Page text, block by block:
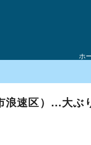
ホ
浪速区）…大